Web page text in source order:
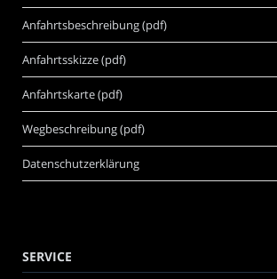
Anfahrtsbeschreibung (pdf)
Anfahrtsskizze (pdf)
Anfahrtskarte (pdf)
Wegbeschreibung (pdf)
Datenschutzerklärung
SERVICE